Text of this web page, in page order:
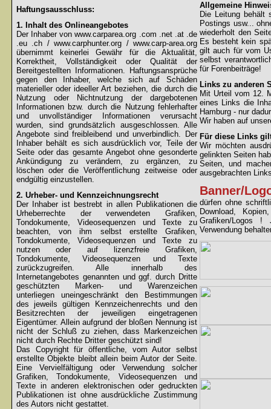
Haftungsausschluss:
1. Inhalt des Onlineangebotes
Der Inhaber von www.carparea.org .com .net .at .de
.eu .ch / www.carphunter.org / www.carp-area.org
übernimmt keinerlei Gewähr für die Aktualität,
Korrektheit, Vollständigkeit oder Qualität der
Bereitgestellten Informationen. Haftungsansprüche
gegen den Inhaber, welche sich auf Schäden
materieller oder ideeller Art beziehen, die durch die
Nutzung oder Nichtnutzung der dargebotenen
Informationen bzw. durch die Nutzung fehlerhafter
und unvollständiger Informationen verursacht
wurden, sind grundsätzlich ausgeschlossen. Alle
Angebote sind freibleibend und unverbindlich. Der
Inhaber behält es sich ausdrücklich vor, Teile der
Seite oder das gesamte Angebot ohne gesonderte
Ankündigung zu verändern, zu ergänzen, zu
löschen oder die Veröffentlichung zeitweise oder
endgültig einzustellen.
2. Urheber- und Kennzeichnungsrecht
Der Inhaber ist bestrebt in allen Publikationen die
Urheberrechte der verwendeten Grafiken,
Tondokumente, Videosequenzen und Texte zu
beachten, von ihm selbst erstellte Grafiken,
Tondokumente, Videosequenzen und Texte zu
nutzen oder auf lizenzfreie Grafiken,
Tondokumente, Videosequenzen und Texte
zurückzugreifen. Alle innerhalb des
Internetangebotes genannten und ggf. durch Dritte
geschützten Marken- und Warenzeichen
unterliegen uneingeschränkt den Bestimmungen
des jeweils gültigen Kennzeichenrechts und den
Besitzrechten der jeweiligen eingetragenen
Eigentümer. Allein aufgrund der bloßen Nennung ist
nicht der Schluß zu ziehen, dass Markenzeichen
nicht durch Rechte Dritter geschützt sind!
Das Copyright für öffentliche, vom Autor selbst
erstellte Objekte bleibt allein beim Autor der Seite.
Eine Vervielfältigung oder Verwendung solcher
Grafiken, Tondokumente, Videosequenzen und
Texte in anderen elektronischen oder gedruckten
Publikationen ist ohne ausdrückliche Zustimmung
des Autors nicht gestattet.
Allgemeine
Die Leitung behält
Postings usw...
wiederholt den
Es besteht kein
gilt auch für vom
selbst
für Forenbeiträge!
Links zu anderen
Mit Urteil vom 12.
eines Links die
Hamburg - nur
Wir haben auf
Für diese Links
Wir möchten
gelinkten Seiten
Seiten, und
ausgebrachten
Banner/
dürfen ohne
Download,
Grafiken/Logos !
Verwendung